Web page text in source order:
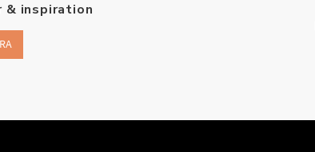
& inspiration